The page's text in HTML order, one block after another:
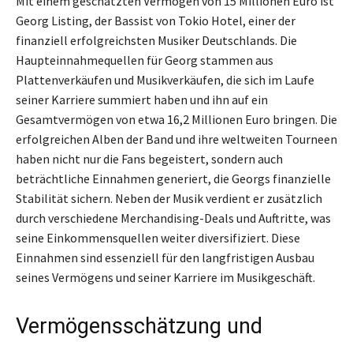
Georg Listing, der Bassist von Tokio Hotel, einer der
finanziell erfolgreichsten Musiker Deutschlands. Die
Haupteinnahmequellen für Georg stammen aus
Plattenverkäufen und Musikverkäufen, die sich im Laufe
seiner Karriere summiert haben und ihn auf ein
Gesamtvermögen von etwa 16,2 Millionen Euro bringen. Die
erfolgreichen Alben der Band und ihre weltweiten Tourneen
haben nicht nur die Fans begeistert, sondern auch
beträchtliche Einnahmen generiert, die Georgs finanzielle
Stabilität sichern. Neben der Musik verdient er zusätzlich
durch verschiedene Merchandising-Deals und Auftritte, was
seine Einkommensquellen weiter diversifiziert. Diese
Einnahmen sind essenziell für den langfristigen Ausbau
seines Vermögens und seiner Karriere im Musikgeschäft.
Vermögensschätzung und